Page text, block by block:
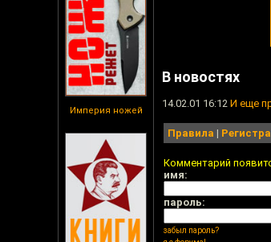
Империя ножей
В новостях
14.02.01 16:12 И еще
Правила |
Комментарий
имя:
пароль:
забыл пароль?